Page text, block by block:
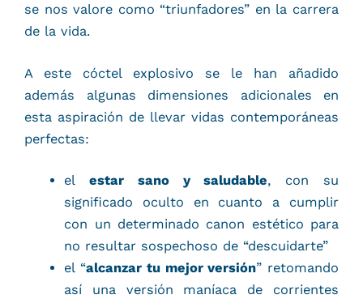
se nos valore como “triunfadores” en la carrera
de la vida.
A este cóctel explosivo se le han añadido
además algunas dimensiones adicionales en
esta aspiración de llevar vidas contemporáneas
perfectas:
elestar sano y saludable, con su
significado oculto en cuanto a cumplir
con un determinado canon estético para
no resultar sospechoso de “descuidarte”
el “alcanzar tu mejor versión” retomando
así una versión maníaca de corrientes